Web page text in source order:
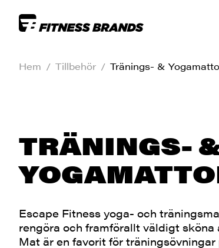
Hem / Tillbehör / Tränings- &
TRÄNINGS-
Escape Fitness yoga- och
rengöra och framförallt väldigt sköna
Mat är en favorit för